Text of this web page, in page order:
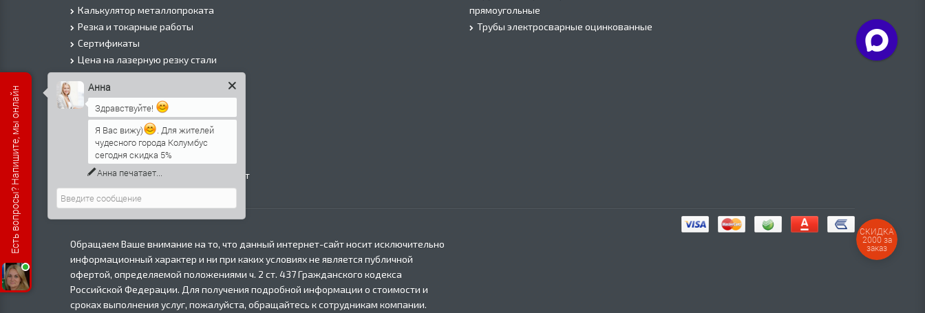
Калькулятор металлопроката
Резка и токарные работы
Сертификаты
Цена на лазерную резку стали
Цена на плазменую резку стали
Цена на резку газом или болгаркой
О Компании
Информация о доставке
Политика безопасности
Контакты
Прайс лист на черный металлопрокат
в Москве
прямоугольные
Трубы электросварные оцинкованные
Обращаем Ваше внимание на то, что данный интернет-сайт носит исключительно
информационный характер и ни при каких условиях не является публичной
офертой, определяемой положениями ч. 2 ст. 437 Гражданского кодекса
Российской Федерации. Для получения подробной информации о стоимости и
сроках выполнения услуг, пожалуйста, обращайтесь к сотрудникам компании.
СКИДКА
2000 за
заказ
Есть вопросы? Напишите, мы онлайн Анна
Здравствуйте!
Я Вас вижу)
. Для жителей
чудесного города Колумбус
сегодня скидка 5%
Анна печатает...